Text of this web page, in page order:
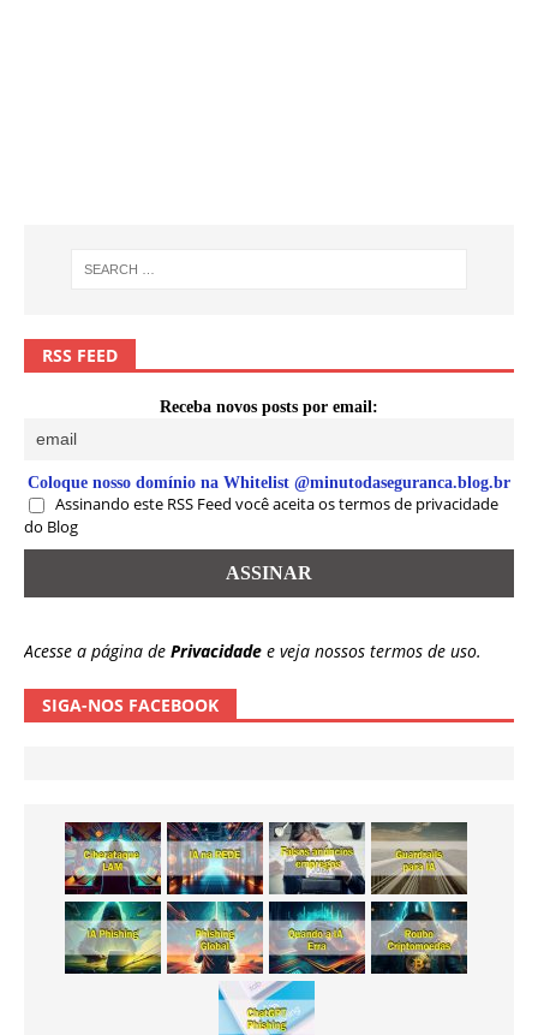
RSS FEED
Receba novos posts por email:
Coloque nosso domínio na Whitelist @minutodaseguranca.blog.br
Assinando este RSS Feed você aceita os termos de privacidade
do Blog
Acesse a página de Privacidade e veja nossos termos de uso.
SIGA-NOS FACEBOOK